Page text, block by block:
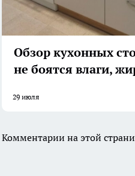
Обзор кухонных
не боятся влаги,
29 июля
Комментарии на этой